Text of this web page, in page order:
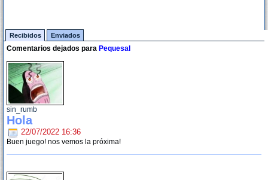
Recibidos Enviados
Comentarios dejados para Pequesal
sin_rumb
Hola
22/07/2022 16:36
Buen juego! nos vemos la próxima!